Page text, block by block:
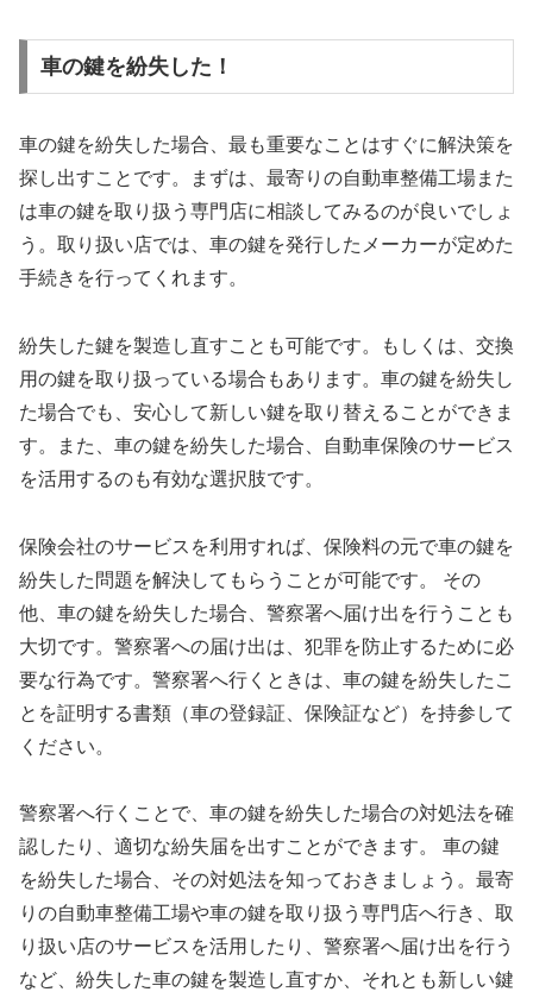
車の鍵を紛失した！
車の鍵を紛失した場合、最も重要なことはすぐに解決策を
探し出すことです。まずは、最寄りの自動車整備工場また
は車の鍵を取り扱う専門店に相談してみるのが良いでしょ
う。取り扱い店では、車の鍵を発行したメーカーが定めた
手続きを行ってくれます。
紛失した鍵を製造し直すことも可能です。もしくは、交換
用の鍵を取り扱っている場合もあります。車の鍵を紛失し
た場合でも、安心して新しい鍵を取り替えることができま
す。また、車の鍵を紛失した場合、自動車保険のサービス
を活用するのも有効な選択肢です。
保険会社のサービスを利用すれば、保険料の元で車の鍵を
紛失した問題を解決してもらうことが可能です。 その
他、車の鍵を紛失した場合、警察署へ届け出を行うことも
大切です。警察署への届け出は、犯罪を防止するために必
要な行為です。警察署へ行くときは、車の鍵を紛失したこ
とを証明する書類（車の登録証、保険証など）を持参して
ください。
警察署へ行くことで、車の鍵を紛失した場合の対処法を確
認したり、適切な紛失届を出すことができます。 車の鍵
を紛失した場合、その対処法を知っておきましょう。最寄
りの自動車整備工場や車の鍵を取り扱う専門店へ行き、取
り扱い店のサービスを活用したり、警察署へ届け出を行う
など、紛失した車の鍵を製造し直すか、それとも新しい鍵